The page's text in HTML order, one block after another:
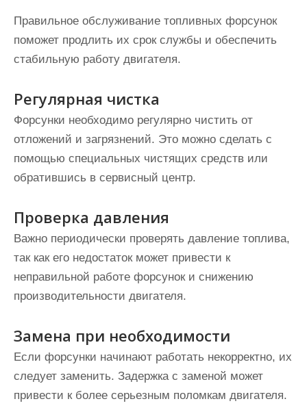
Правильное обслуживание топливных форсунок
поможет продлить их срок службы и обеспечить
стабильную работу двигателя.
Регулярная чистка
Форсунки необходимо регулярно чистить от
отложений и загрязнений. Это можно сделать с
помощью специальных чистящих средств или
обратившись в сервисный центр.
Проверка давления
Важно периодически проверять давление топлива,
так как его недостаток может привести к
неправильной работе форсунок и снижению
производительности двигателя.
Замена при необходимости
Если форсунки начинают работать некорректно, их
следует заменить. Задержка с заменой может
привести к более серьезным поломкам двигателя.